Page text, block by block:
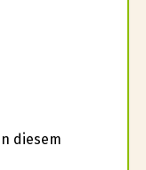
diesem